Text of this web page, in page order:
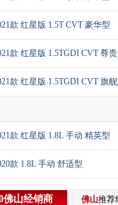
款 红星版 1.5T CVT 豪华型
款 红星版 1.5TGDI CVT 尊
款 红星版 1.5TGDI CVT 旗
款 红星版 1.8L 手动 精英型
款 1.8L 手动 舒适型
佛山经销商 佛山推荐